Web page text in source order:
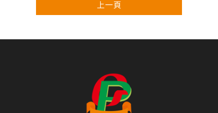
上一頁